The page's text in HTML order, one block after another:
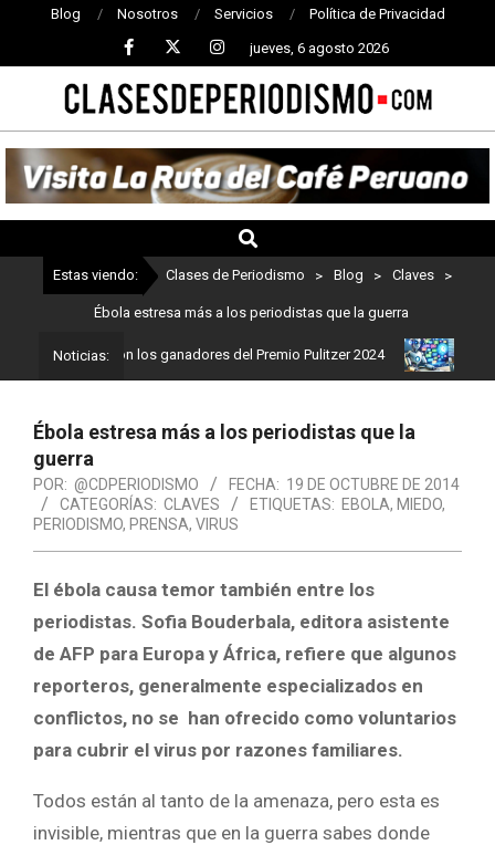
Blog Nosotros Servicios Política de Privacidad
jueves, 6 agosto 2026
CLASES
DE
PERIODISMO
Estas viendo: Clases de Periodismo > Blog > Claves >
Ébola estresa más a los periodistas que la guerra
Noticias:
Estos son los ganadores del Premio Pulitzer 2024
Ébola estresa más a los periodistas que la
guerra
POR: @CDPERIODISMO FECHA: 19 DE OCTUBRE DE 2014
CATEGORÍAS: CLAVES ETIQUETAS: EBOLA, MIEDO,
PERIODISMO, PRENSA, VIRUS
El ébola causa temor también entre los
periodistas. Sofia Bouderbala, editora asistente
de AFP para Europa y África, refiere que algunos
reporteros, generalmente especializados en
conflictos, no se han ofrecido como voluntarios
para cubrir el virus por razones familiares.
Todos están al tanto de la amenaza, pero esta es
invisible, mientras que en la guerra sabes donde